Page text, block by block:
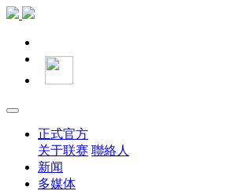
正式官方
关于联赛 聯絡人
新闻
多媒体